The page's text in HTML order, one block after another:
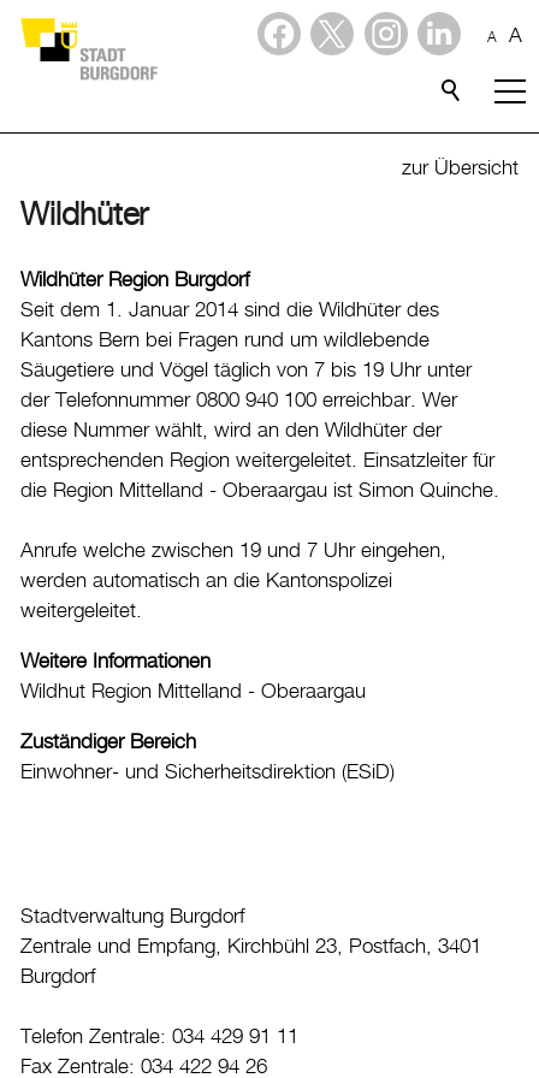
A A
Abfall
Ausländerinnen und Ausländer
Bildung
Sport
Freizeit
Gesundheit, Alter und Soziales
Kultur
Auto & Parkieren
Persönliches
Planen und Bauen
Sicherheit
Stadt, Recht und Politik
Tierschutz
Tiervermisstenmeldung
zur Übersicht
Wildhüter
Wildhüter Region Burgdorf
Seit dem 1. Januar 2014 sind die Wildhüter des
Kantons Bern bei Fragen rund um wildlebende
Säugetiere und Vögel täglich von 7 bis 19 Uhr unter
der Telefonnummer 0800 940 100 erreichbar. Wer
diese Nummer wählt, wird an den Wildhüter der
entsprechenden Region weitergeleitet. Einsatzleiter für
die Region Mittelland - Oberaargau ist Simon Quinche.
Anrufe welche zwischen 19 und 7 Uhr eingehen,
werden automatisch an die Kantonspolizei
weitergeleitet.
Weitere Informationen
Wildhut Region Mittelland - Oberaargau
Zuständiger Bereich
Einwohner- und Sicherheitsdirektion (ESiD)
Stadtverwaltung Burgdorf
Zentrale und Empfang, Kirchbühl 23, Postfach, 3401
Burgdorf
Telefon Zentrale: 034 429 91 11
Fax Zentrale: 034 422 94 26